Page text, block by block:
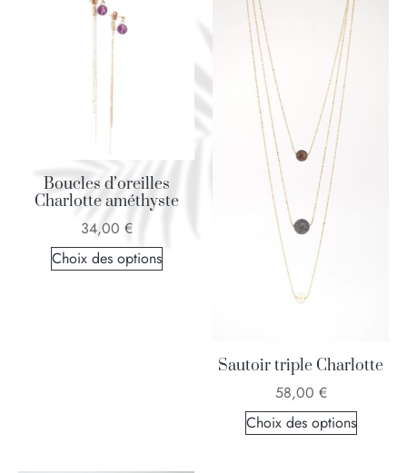
Boucles d’oreilles
Charlotte améthyste
34,00 €
Choix des options
Sautoir triple Charlotte
58,00 €
Choix des options